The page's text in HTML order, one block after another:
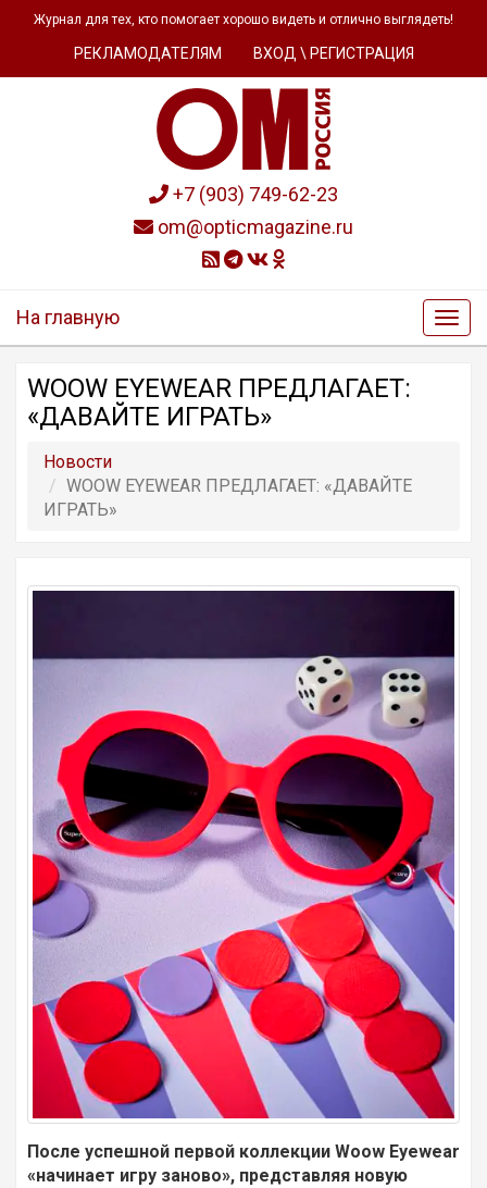
Журнал для тех, кто помогает хорошо видеть и отлично выглядеть!
РЕКЛАМОДАТЕЛЯМ ВХОД \ РЕГИСТРАЦИЯ
+7 (903) 749-62-23
om@opticmagazine.ru
На главную
WOOW EYEWEAR ПРЕДЛАГАЕТ:
«ДАВАЙТЕ ИГРАТЬ»
Новости
WOOW EYEWEAR ПРЕДЛАГАЕТ: «ДАВАЙТЕ
ИГРАТЬ»
После успешной первой коллекции Woow Eyewear
«начинает игру заново», представляя новую